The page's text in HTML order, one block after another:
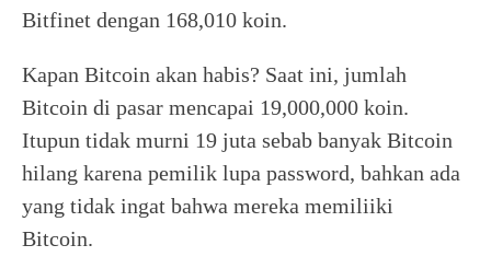
Bitfinet dengan 168,010 koin.
Kapan Bitcoin akan habis? Saat ini, jumlah
Bitcoin di pasar mencapai 19,000,000 koin.
Itupun tidak murni 19 juta sebab banyak Bitcoin
hilang karena pemilik lupa password, bahkan ada
yang tidak ingat bahwa mereka memiliiki
Bitcoin.